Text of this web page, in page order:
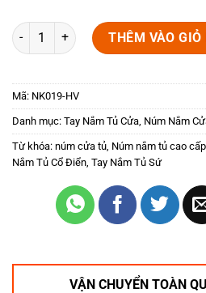
Núm ovan họa tiết hoa mạ vàng
THÊM VÀO GIỎ
Mã: NK019-HV
Danh mục: Tay Nắm Tủ Cửa, Núm Nắm
Từ khóa: núm cửa tủ, Núm nắm tủ cao cấp
Nắm Tủ Cổ Điển, Tay Nắm Tủ Sứ
VẬN CHUYỂN TOÀN